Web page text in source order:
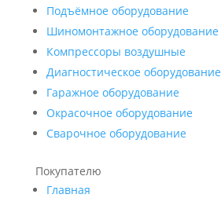
Подъёмное оборудование
Шиномонтажное оборудование
Компрессоры воздушные
Диагностическое оборудование
Гаражное оборудование
Окрасочное оборудование
Сварочное оборудование
Покупателю
Главная